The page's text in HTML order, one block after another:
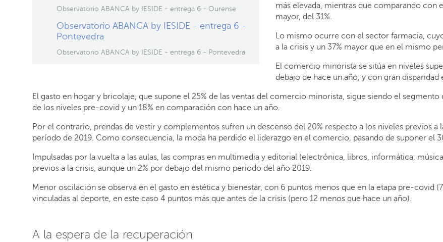
Observatorio ABANCA by IESIDE - entrega 6 - Ourense
Observatorio ABANCA by IESIDE - entrega 6 -
Pontevedra
Observatorio ABANCA by IESIDE - entrega 6 - Pontevedra
más elevada, mientras que comparando
mayor, del 31%.
Lo mismo ocurre con el sector farmacia,
a la crisis y un 37% mayor que en el mismo
El comercio minorista se sitúa en niveles
debajo de hace un año, y con gran
El gasto en hogar y bricolaje, que supone el 25% de las ventas del comercio minorista, sigue siendo el
de los niveles pre-covid y un 18% en comparación con hace un año.
Por el contrario, prendas de vestir y complementos sufren un descenso del 20% respecto a los niveles previos
período de 2019. Como consecuencia, la moda ha perdido el liderazgo en el comercio, pasando de suponer el
Impulsadas por la vuelta a las aulas, las compras en multimedia y editorial (electrónica, libros, informática,
previos a la crisis, aunque un 2% por debajo del mismo periodo del año 2019.
Menor oscilación se observa en el gasto en estética y bienestar, con 6 puntos menos que en la etapa pre-covid
vinculadas al deporte, en este caso 4 puntos más que antes de la crisis (pero 12 menos que hace un año).
A la espera de la recuperación